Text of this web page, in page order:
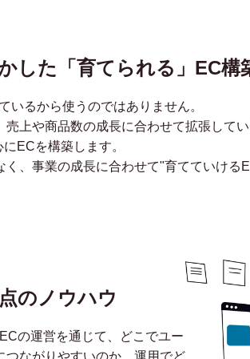
した「育てられる」EC構
いるから使うのではありません。
売上や商品数の成長に合わせて拡張して
ECを構築します。
、事業の成長に合わせて"育てていける
のノウハウ
の運営を通じて、どこでユー
つながりやすいのか、運用でど